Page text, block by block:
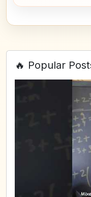
🔥 Popular